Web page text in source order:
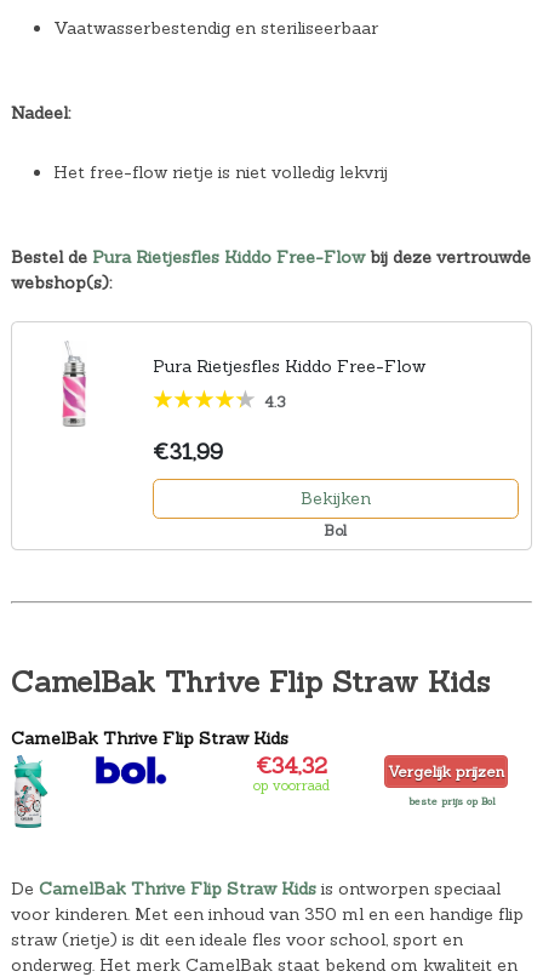
Vaatwasserbestendig en steriliseerbaar
Nadeel:
Het free-flow rietje is niet volledig lekvrij
Bestel de Pura Rietjesfles Kiddo Free-Flow bij deze vertrouwde
webshop(s):
Pura Rietjesfles Kiddo Free-Flow
4.3
€31,99
Bekijken
Bol
CamelBak Thrive Flip Straw Kids
CamelBak Thrive Flip Straw Kids
€34,32
op voorraad
Vergelijk prijzen
beste prijs op Bol
De CamelBak Thrive Flip Straw Kidsis ontworpen speciaal
voor kinderen. Met een inhoud van 350 ml en een handige flip
straw (rietje) is dit een ideale fles voor school, sport en
onderweg. Het merk CamelBak staat bekend om kwaliteit en